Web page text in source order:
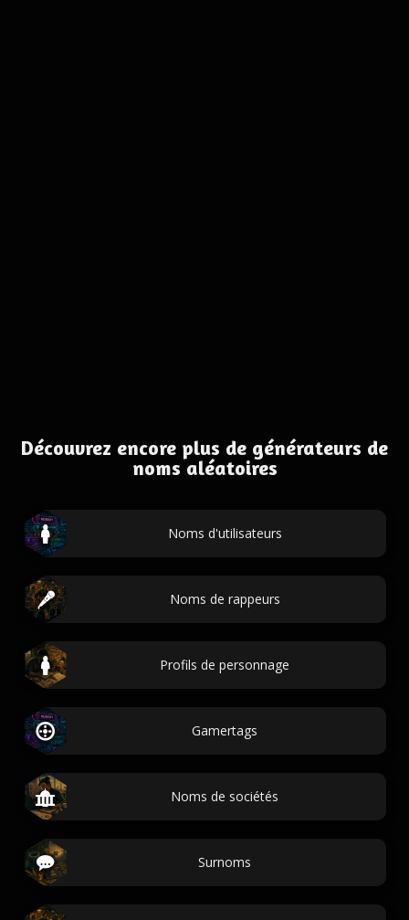
Découvrez encore plus de générateurs de
noms aléatoires
Noms d'utilisateurs
Noms de rappeurs
Profils de personnage
Gamertags
Noms de sociétés
Surnoms